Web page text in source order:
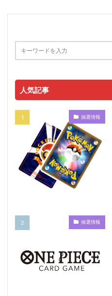
人気記事
抽選情報
抽選情報